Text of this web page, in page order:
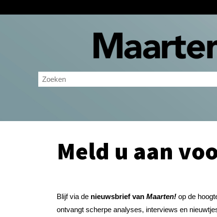
Meld u aan
Blijf via de nieuwsbrief van Maarten! op de
ontvangt scherpe analyses, interviews en